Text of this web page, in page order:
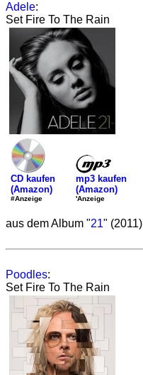
Adele:
Set Fire To The Rain
CD kaufen
(Amazon)
#Anzeige
mp3 kaufen
(Amazon)
'Anzeige
aus dem Album "21" (2011)
Poodles:
Set Fire To The Rain